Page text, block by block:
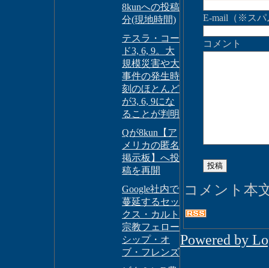
8kunへの投稿
分(現地時間)
テスラ・コー
ド3, 6, 9。大
規模災害や大
事件の発生時
刻のほとんど
が3, 6, 9にな
ることが判明
Qが8kun【ア
メリカの匿名
掲示板】へ投
稿を再開
Google社内で
蔓延するセッ
クス・カルト
宗教フェロー
シップ・オ
ブ・フレンズ
E-mail（※スパ
コメント
コメント本
Powered by